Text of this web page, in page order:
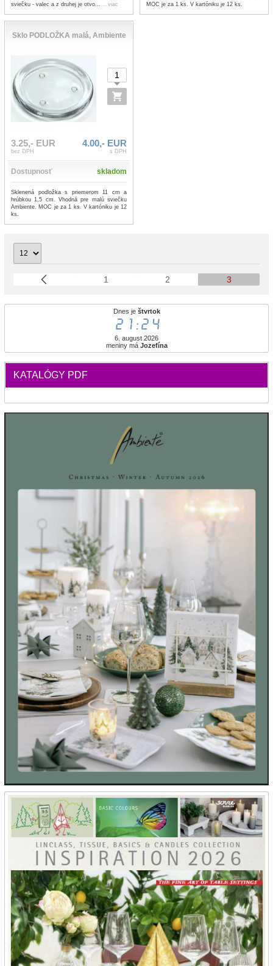
Dnes je štvrtok
21:24
6. august 2026
meniny má Jozefína
KATALÓGY PDF
sviečku - valec a z druhej je otvo... ...viac
MOC je za 1 ks. V kartóniku je 12 ks.
Sklo PODLOŽKA malá, Ambiente
3.25,- EUR
bez DPH
4.00,- EUR
s DPH
Dostupnosť skladom
Sklenená podložka s priemerom 11 cm a
hrúbkou 1,5 cm. Vhodná pre malú sviečku
Ambiente. MOC je za 1 ks. V kartóniku je 12
ks.
1 2 3